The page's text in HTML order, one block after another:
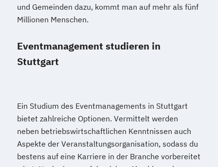
und Gemeinden dazu, kommt man auf mehr als fünf
Millionen Menschen.
Eventmanagement studieren in
Stuttgart
Ein Studium des Eventmanagements in Stuttgart
bietet zahlreiche Optionen. Vermittelt werden
neben betriebswirtschaftlichen Kenntnissen auch
Aspekte der Veranstaltungsorganisation, sodass du
bestens auf eine Karriere in der Branche vorbereitet